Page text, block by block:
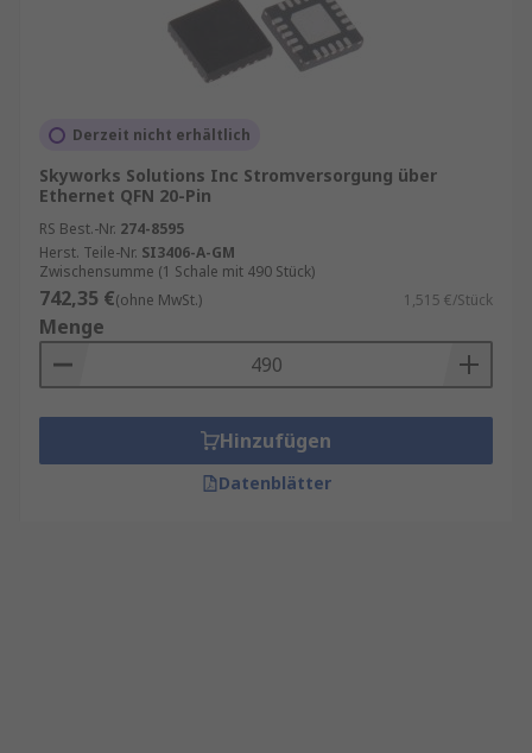
Derzeit nicht erhältlich
Skyworks Solutions Inc Stromversorgung über
Ethernet QFN 20-Pin
RS Best.-Nr. 274-8595
Herst. Teile-Nr. SI3406-A-GM
Zwischensumme (1 Schale mit 490 Stück)
742,35 €(ohne MwSt.) 1,515 €/Stück
Menge
Hinzufügen
Datenblätter